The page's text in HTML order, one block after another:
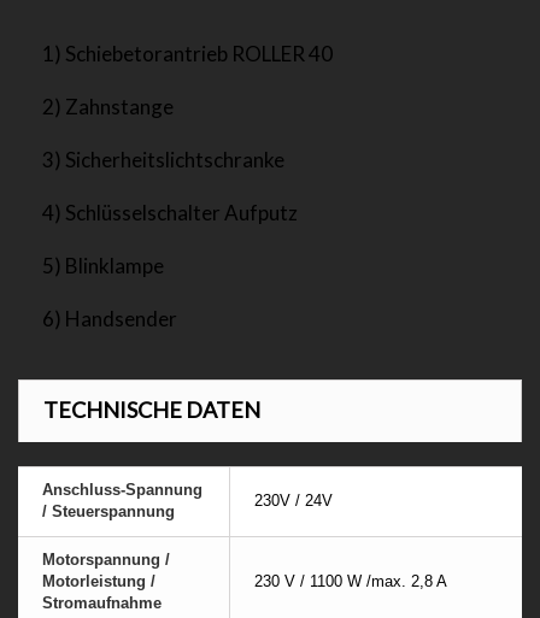
1) Schiebetorantrieb ROLLER 40
2) Zahnstange
3) Sicherheitslichtschranke
4) Schlüsselschalter Aufputz
5) Blinklampe
6) Handsender
TECHNISCHE DATEN
Anschluss-Spannung
/ Steuerspannung
230V / 24V
Motorspannung /
Motorleistung /
Stromaufnahme
230 V / 1100 W /max. 2,8 A